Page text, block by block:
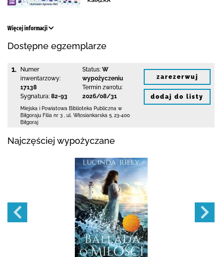
Więcej informacji
Dostępne egzemplarze
1.
Numer
inwentarzowy:
17138
Sygnatura: 82-93
Status: W
wypożyczeniu
Termin zwrotu:
2026/08/31
Miejska i Powiatowa Biblioteka Publiczna w
Biłgoraju Filia nr 3
ul. Włosiankarska 5 23-400
Biłgoraj
zarezerwuj
dodaj do listy
Najczęściej wypożyczane